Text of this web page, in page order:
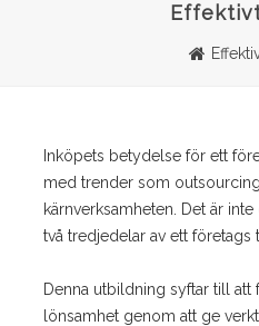
Inköpets betydelse för ett
med trender som
kärnverksamheten. Det är
två tredjedelar av ett företags
Denna utbildning syftar till att
lönsamhet genom att ge